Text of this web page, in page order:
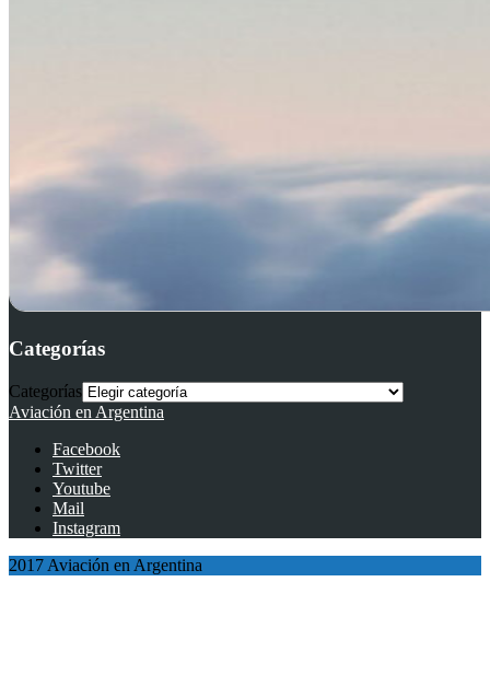
Categorías
Categorías
Aviación en Argentina
Facebook
Twitter
Youtube
Mail
Instagram
2017 Aviación en Argentina